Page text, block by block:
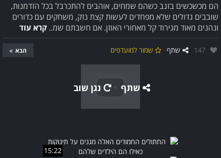
הם מכשכשים בזנב כשהם שמחים, אוהבים להתכרבל בכל הזדמנות,
שובבים גדולים שלא מפחדים לעשות קצת נזק, משחקים עם כדורים
ונהנים מאוד מגירוד קל מאחורי האוזן. אם חשבתם שמ.. קרא עוד
אהבו:
147 שתף שמור למועדפים הבא
שתף נגן שוב
15:22